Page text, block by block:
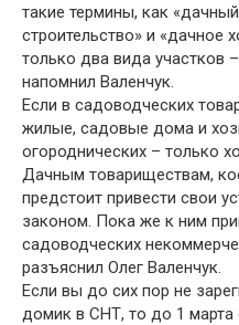
такие термины, как
строительство» и «дачное
только два вида участков
напомнил Валенчук.
Если в садоводческих
жилые, садовые дома и
огороднических – только
Дачным товариществам,
предстоит привести свои
законом. Пока же к ним
садоводческих
разъяснил Олег Валенчук.
Если вы до сих пор не
домик в СНТ, то до 1 марта